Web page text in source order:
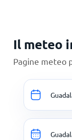
Il meteo
Pagine meteo